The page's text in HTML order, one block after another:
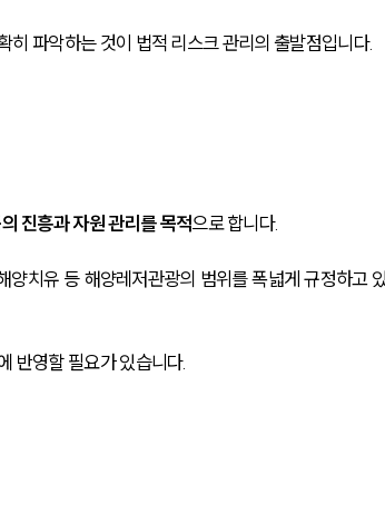
파악하는 것이 법적 리스크 관리의 출발점입니다.
진흥과 자원 관리를 목적으로 합니다.
치유 등 해양레저관광의 범위를 폭넓게 규정하고
반영할 필요가 있습니다.